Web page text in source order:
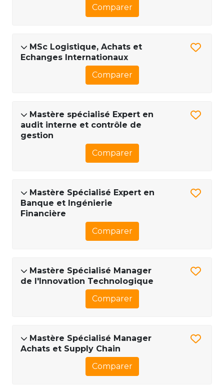
Comparer
MSc Logistique, Achats et
Echanges Internationaux
Comparer
Mastère spécialisé Expert en
audit interne et contrôle de
gestion
Comparer
Mastère Spécialisé Expert en
Banque et Ingénierie
Financière
Comparer
Mastère Spécialisé Manager
de l'Innovation Technologique
Comparer
Mastère Spécialisé Manager
Achats et Supply Chain
Comparer